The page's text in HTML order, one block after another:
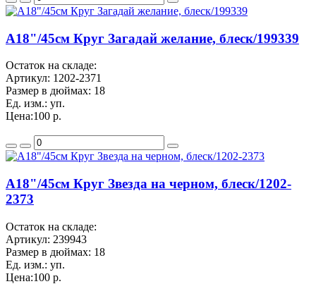
A18"/45см Круг Загадай желание, блеск/199339
Остаток на складе:
Артикул: 1202-2371
Размер в дюймах: 18
Ед. изм.: уп.
Цена:100 р.
A18"/45см Круг Звезда на черном, блеск/1202-
2373
Остаток на складе:
Артикул: 239943
Размер в дюймах: 18
Ед. изм.: уп.
Цена:100 р.